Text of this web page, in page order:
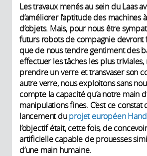
Les travaux menés au sein du Laas
d’améliorer l’aptitude des machines
d’objets. Mais, pour nous être
futurs robots de compagnie devront
que de nous tendre gentiment des
effectuer les tâches les plus
prendre un verre et transvaser son
autre verre, nous exploitons sans
compte la capacité qu’a notre main
manipulations fines. C’est ce
lancement duprojet européen
l’objectif était, cette fois, de
artificielle capable de prouesses
d’une main humaine.